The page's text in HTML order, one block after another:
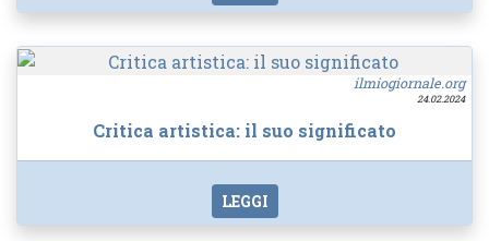
ilmiogiornale.org
24.02.2024
Critica artistica: il suo significato
LEGGI